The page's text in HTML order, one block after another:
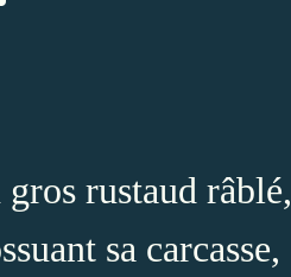
rustaud râblé,
sa carcasse,